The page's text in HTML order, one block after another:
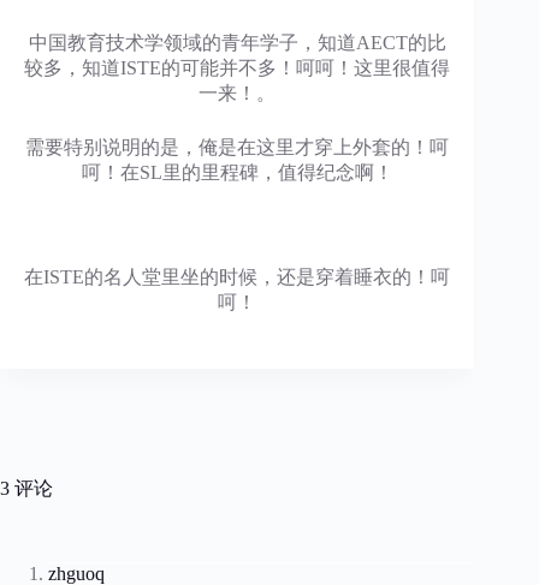
中国教育技术学领域的青年学子，知道AECT的比
较多，知道ISTE的可能并不多！呵呵！这里很值得
一来！。
需要特别说明的是，俺是在这里才穿上外套的！呵
呵！在SL里的里程碑，值得纪念啊！
在ISTE的名人堂里坐的时候，还是穿着睡衣的！呵
呵！
3 评论
zhguoq